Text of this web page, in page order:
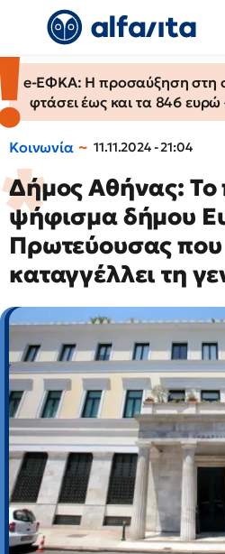
e-ΕΦΚΑ: Η προσαύξηση στη
φτάσει έως και τα 846 ευρώ
Κοινωνία 11.11.2024 - 21:04
Δήμος Αθήνας: Το
ψήφισμα δήμου
Πρωτεύουσας που
καταγγέλλει τη